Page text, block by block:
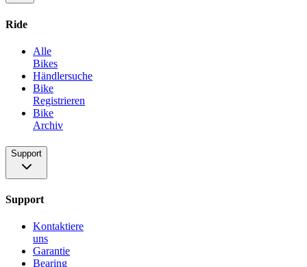
Ride
Alle
Bikes
Händlersuche
Bike
Registrieren
Bike
Archiv
Support
Support
Kontaktiere
uns
Garantie
Bearing